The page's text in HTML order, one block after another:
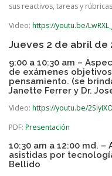
sus reactivos, tareas y
Video: https://youtu.be/
Jueves 2 de abril de
9:00 a 10:30 am –
de exámenes
pensamiento. (se
Janette Ferrer y Dr.
Video: https://youtu.be/
PDF: Presentación
10:30 am a 12:00 md.
asistidas por
Bellido